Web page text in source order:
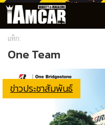
แท็ก:
One Team
ข่าวประชาสัมพันธ์